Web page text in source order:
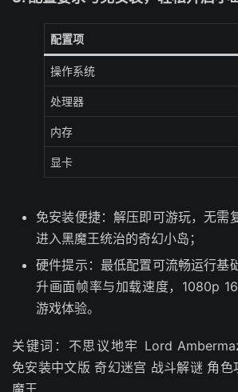
配置项
操作系统
处理器
内存
显卡
免安装便捷：解压即可游玩，无需
进入黑魔王统治的奇幻小岛；
硬件提示：最低配置可流畅运行基
升画面帧率与加载速度，1080p
游戏体验。
关键词：不思议地牢 Lord
免安装中文版 奇幻迷宫 战斗解谜 角
魔王